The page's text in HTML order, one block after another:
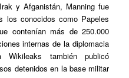
y Afganistán, Manning fue
los conocidos como Papeles
contenían más de 250.000
internas de la diplomacia
Wikileaks también publicó
detenidos en la base militar